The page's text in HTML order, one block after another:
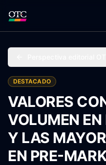
DESTACADO
VALORES
VOLUMEN
Y LAS
EN PRE-